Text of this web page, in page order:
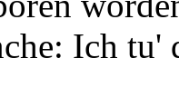
Ich tu'